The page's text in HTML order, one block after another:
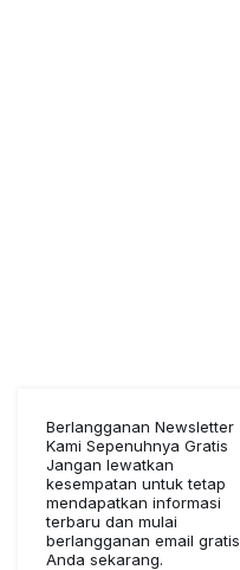
Berlangganan Newsletter
Kami Sepenuhnya Gratis
Jangan lewatkan
kesempatan untuk tetap
mendapatkan informasi
terbaru dan mulai
berlangganan email gratis
Anda sekarang.